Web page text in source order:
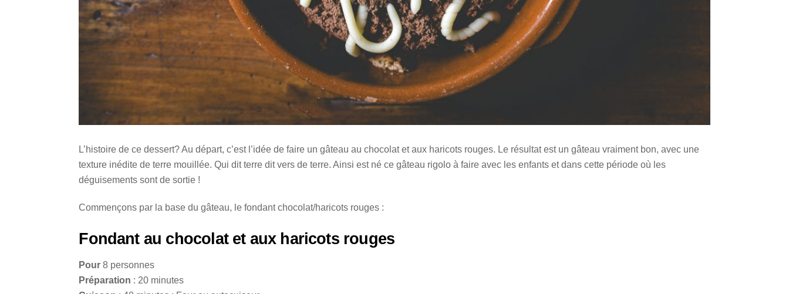
L’histoire de ce dessert? Au départ, c’est l’idée de faire un gâteau au chocolat et aux haricots rouges. Le résultat est un gâteau vraiment bon, avec une
texture inédite de terre mouillée. Qui dit terre dit vers de terre. Ainsi est né ce gâteau rigolo à faire avec les enfants et dans cette période où les
déguisements sont de sortie !
Commençons par la base du gâteau, le fondant chocolat/haricots rouges :
Fondant au chocolat et aux haricots rouges
Pour 8 personnes
Préparation : 20 minutes